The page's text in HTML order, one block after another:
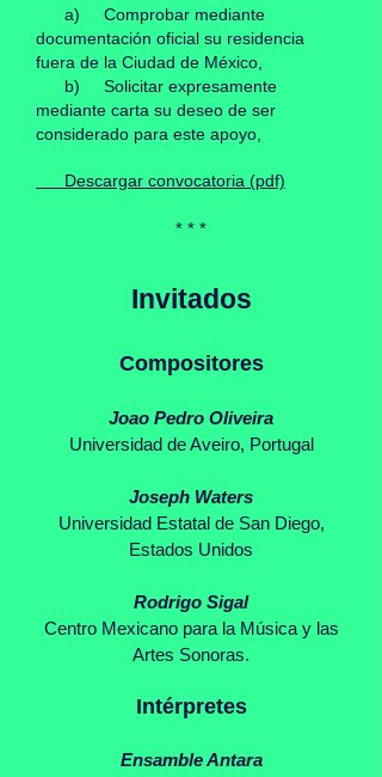
a) Comprobar mediante
documentación oficial su residencia
fuera de la Ciudad de México,
b) Solicitar expresamente
mediante carta su deseo de ser
considerado para este apoyo,
Descargar convocatoria (pdf)
* * *
Invitados
Compositores
Joao Pedro Oliveira
Universidad de Aveiro, Portugal
Joseph Waters
Universidad Estatal de San Diego,
Estados Unidos
Rodrigo Sigal
Centro Mexicano para la Música y las
Artes Sonoras.
Intérpretes
Ensamble Antara